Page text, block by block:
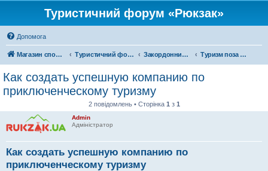
Туристичний форум «Рюкзак»
Допомога
Магазин спорядження Туристичний форум «Рюкзак» Закордонний туризм Туризм поза територією України
Как создать успешную компанию по
приключенческому туризму
2 повідомлень • Сторінка 1 з 1
Admin
Адміністратор
Как создать успешную компанию по
приключенческому туризму